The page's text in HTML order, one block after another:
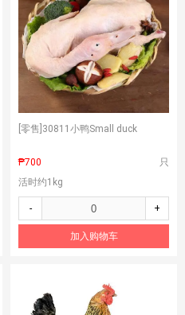
[零售] 30811小鸭Small duck
₱700
只
活时约1kg
- +
加入购物车